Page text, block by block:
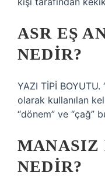
ASR EŞ
NEDIR?
YAZI TİPİ BOYUTU.
olarak kullanılan
“dönem” ve “çağ”
MANASIZ
NEDIR?